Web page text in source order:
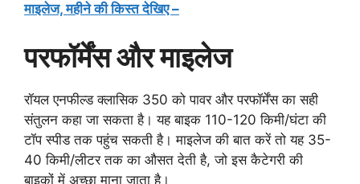
माइलेज, महीने की किस्त देखिए –
परफॉर्मेंस और माइलेज
रॉयल एनफील्ड क्लासिक 350 को पावर और परफॉर्मेंस का सही
संतुलन कहा जा सकता है। यह बाइक 110-120 किमी/घंटा की
टॉप स्पीड तक पहुंच सकती है। माइलेज की बात करें तो यह 35-
40 किमी/लीटर तक का औसत देती है, जो इस कैटेगरी की
बाइकों में अच्छा माना जाता है।